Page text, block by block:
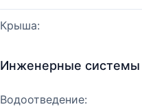
Крыша:
Инженерные системы
Водоотведение: